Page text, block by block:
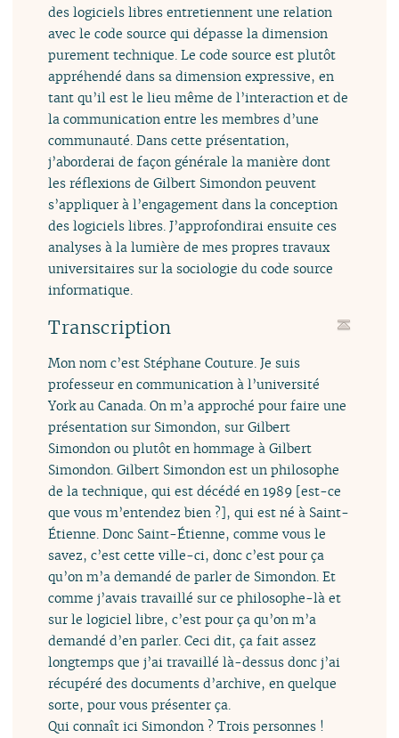
des logiciels libres entretiennent une relation
avec le code source qui dépasse la dimension
purement technique. Le code source est plutôt
appréhendé dans sa dimension expressive, en
tant qu’il est le lieu même de l’interaction et de
la communication entre les membres d’une
communauté. Dans cette présentation,
j’aborderai de façon générale la manière dont
les réflexions de Gilbert Simondon peuvent
s’appliquer à l’engagement dans la conception
des logiciels libres. J’approfondirai ensuite ces
analyses à la lumière de mes propres travaux
universitaires sur la sociologie du code source
informatique.
Transcription
Mon nom c’est Stéphane Couture. Je suis
professeur en communication à l’université
York au Canada. On m’a approché pour faire une
présentation sur Simondon, sur Gilbert
Simondon ou plutôt en hommage à Gilbert
Simondon. Gilbert Simondon est un philosophe
de la technique, qui est décédé en 1989 [est-ce
que vous m’entendez bien ?], qui est né à Saint-
Étienne. Donc Saint-Étienne, comme vous le
savez, c’est cette ville-ci, donc c’est pour ça
qu’on m’a demandé de parler de Simondon. Et
comme j’avais travaillé sur ce philosophe-là et
sur le logiciel libre, c’est pour ça qu’on m’a
demandé d’en parler. Ceci dit, ça fait assez
longtemps que j’ai travaillé là-dessus donc j’ai
récupéré des documents d’archive, en quelque
sorte, pour vous présenter ça.
Qui connaît ici Simondon ? Trois personnes !